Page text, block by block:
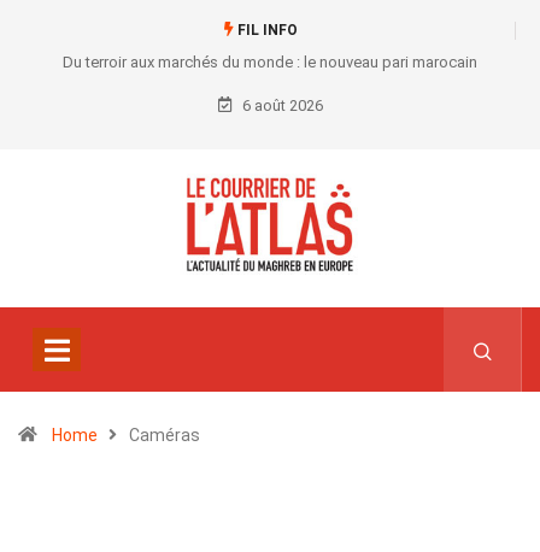
FIL INFO
Du terroir aux marchés du monde : le nouveau pari marocain
6 août 2026
Home Caméras